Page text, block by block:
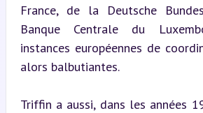
France, de la Deutsche
Banque Centrale du
instances européennes de
alors balbutiantes.
Triffin a aussi, dans les années